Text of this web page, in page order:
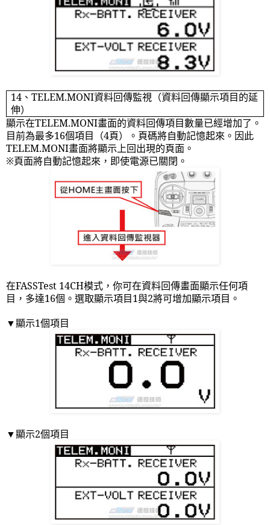
14 、TELEM.MONI資料回傳監視（資料回傳顯示項目的延
伸）
顯示在TELEM.MONI畫面的資料回傳項目數量已經增加了。
目前為最多16個項目（4頁）。頁碼將自動記憶起來。因此
TELEM.MONI畫面將顯示上回出現的頁面。
※頁面將自動記憶起來，即使電源已關閉。
在FASSTest 14CH模式，你可在資料回傳畫面顯示任何項
目，多達16個。選取顯示項目1與2將可增加顯示項目。
▼顯示1個項目
▼顯示2個項目